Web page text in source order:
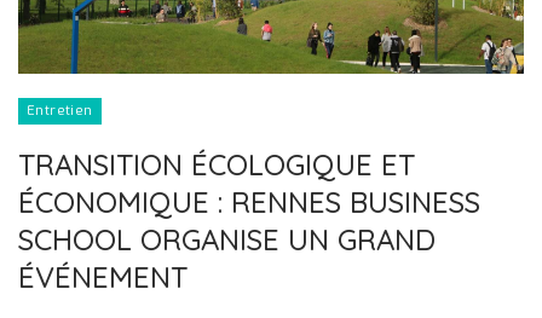
Entretien
TRANSITION ÉCOLOGIQUE ET
ÉCONOMIQUE : RENNES BUSINESS
SCHOOL ORGANISE UN GRAND
ÉVÉNEMENT